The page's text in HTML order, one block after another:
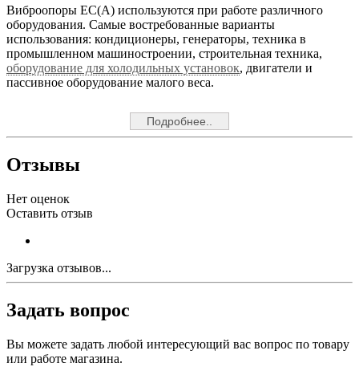
Виброопоры EC(A) используются при работе различного
оборудования. Самые востребованные варианты
использования: кондиционеры, генераторы, техника в
промышленном машиностроении, строительная техника,
оборудование для холодильных установок, двигатели и
пассивное оборудование малого веса.
Подробнее..
Отзывы
Нет оценок
Оставить отзыв
Загрузка отзывов...
Задать вопрос
Вы можете задать любой интересующий вас вопрос по товару
или работе магазина.